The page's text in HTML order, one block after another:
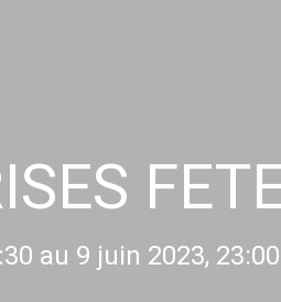
au 9 juin 2023, 23:00